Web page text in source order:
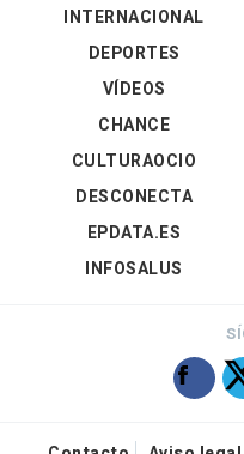
INTERNACIONAL
DEPORTES
VÍDEOS
CHANCE
CULTURAOCIO
DESCONECTA
EPDATA.ES
INFOSALUS